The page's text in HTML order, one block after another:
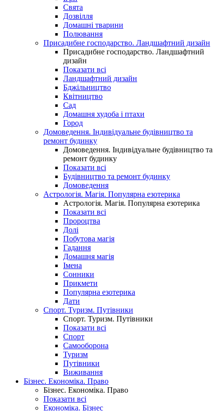
Свята
Дозвілля
Домашні тварини
Полювання
Присадибне господарство. Ландшафтний дизайн
Присадибне господарство. Ландшафтний
дизайн
Показати всі
Ландшафтний дизайн
Бджільництво
Квітництво
Сад
Домашня худоба і птахи
Город
Домоведення. Індивідуальне будівництво та
ремонт будинку
Домоведення. Індивідуальне будівництво та
ремонт будинку
Показати всі
Будівництво та ремонт будинку
Домоведення
Астрологія. Магія. Популярна езотерика
Астрологія. Магія. Популярна езотерика
Показати всі
Пророцтва
Долі
Побутова магія
Гадання
Домашня магія
Імена
Сонники
Прикмети
Популярна езотерика
Дати
Спорт. Туризм. Путівники
Спорт. Туризм. Путівники
Показати всі
Спорт
Самооборона
Туризм
Путівники
Виживання
Бізнес. Економіка. Право
Бізнес. Економіка. Право
Показати всі
Економіка. Бізнес